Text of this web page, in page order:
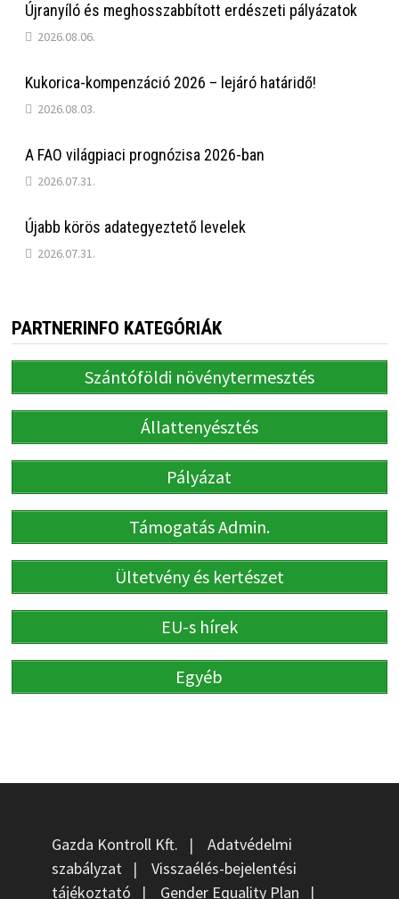
Újranyíló és meghosszabbított erdészeti pályázatok
2026.08.06.
Kukorica-kompenzáció 2026 – lejáró határidő!
2026.08.03.
A FAO világpiaci prognózisa 2026-ban
2026.07.31.
Újabb körös adategyeztető levelek
2026.07.31.
PARTNERINFO KATEGÓRIÁK
Szántóföldi növénytermesztés
Állattenyésztés
Pályázat
Támogatás Admin.
Ültetvény és kertészet
EU-s hírek
Egyéb
Gazda Kontroll Kft. | Adatvédelmi
szabályzat| Visszaélés-bejelentési
tájékoztató | Gender Equality Plan |